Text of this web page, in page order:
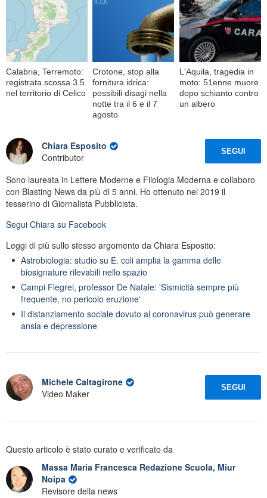
Calabria, Terremoto:
registrata scossa 3.5
nel territorio di Celico
Crotone, stop alla
fornitura idrica:
possibili disagi nella
notte tra il 6 e il 7
agosto
L'Aquila, tragedia in
moto: 51enne muore
dopo schianto contro
un albero
Chiara Esposito
Contributor
SEGUI
Sono laureata in Lettere Moderne e Filologia Moderna e collaboro
con Blasting News da più di 5 anni. Ho ottenuto nel 2019 il
tesserino di Giornalista Pubblicista.
Segui Chiara su Facebook
Leggi di più sullo stesso argomento da Chiara Esposito:
Astrobiologia: studio su E. coli amplia la gamma delle
biosignature rilevabili nello spazio
Campi Flegrei, professor De Natale: 'Sismicità sempre più
frequente, no pericolo eruzione'
Il distanziamento sociale dovuto al coronavirus può generare
ansia e depressione
Michele Caltagirone
Video Maker
SEGUI
Questo articolo è stato curato e verificato da
Massa Maria Francesca Redazione Scuola, Miur
Noipa
Revisore della news